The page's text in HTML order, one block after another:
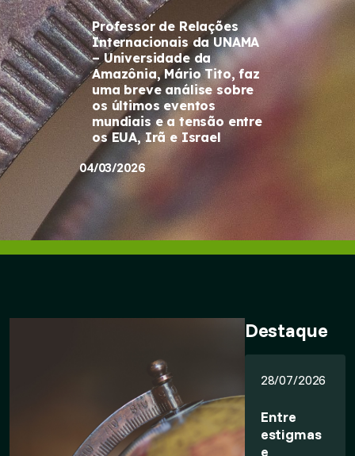
Professor de Relações
Internacionais da UNAMA
– Universidade da
Amazônia, Mário Tito, faz
uma breve análise sobre
os últimos eventos
mundiais e a tensão entre
os EUA, Irã e Israel
04/03/2026
Destaque
28/07/2026
Entre
estigmas
e